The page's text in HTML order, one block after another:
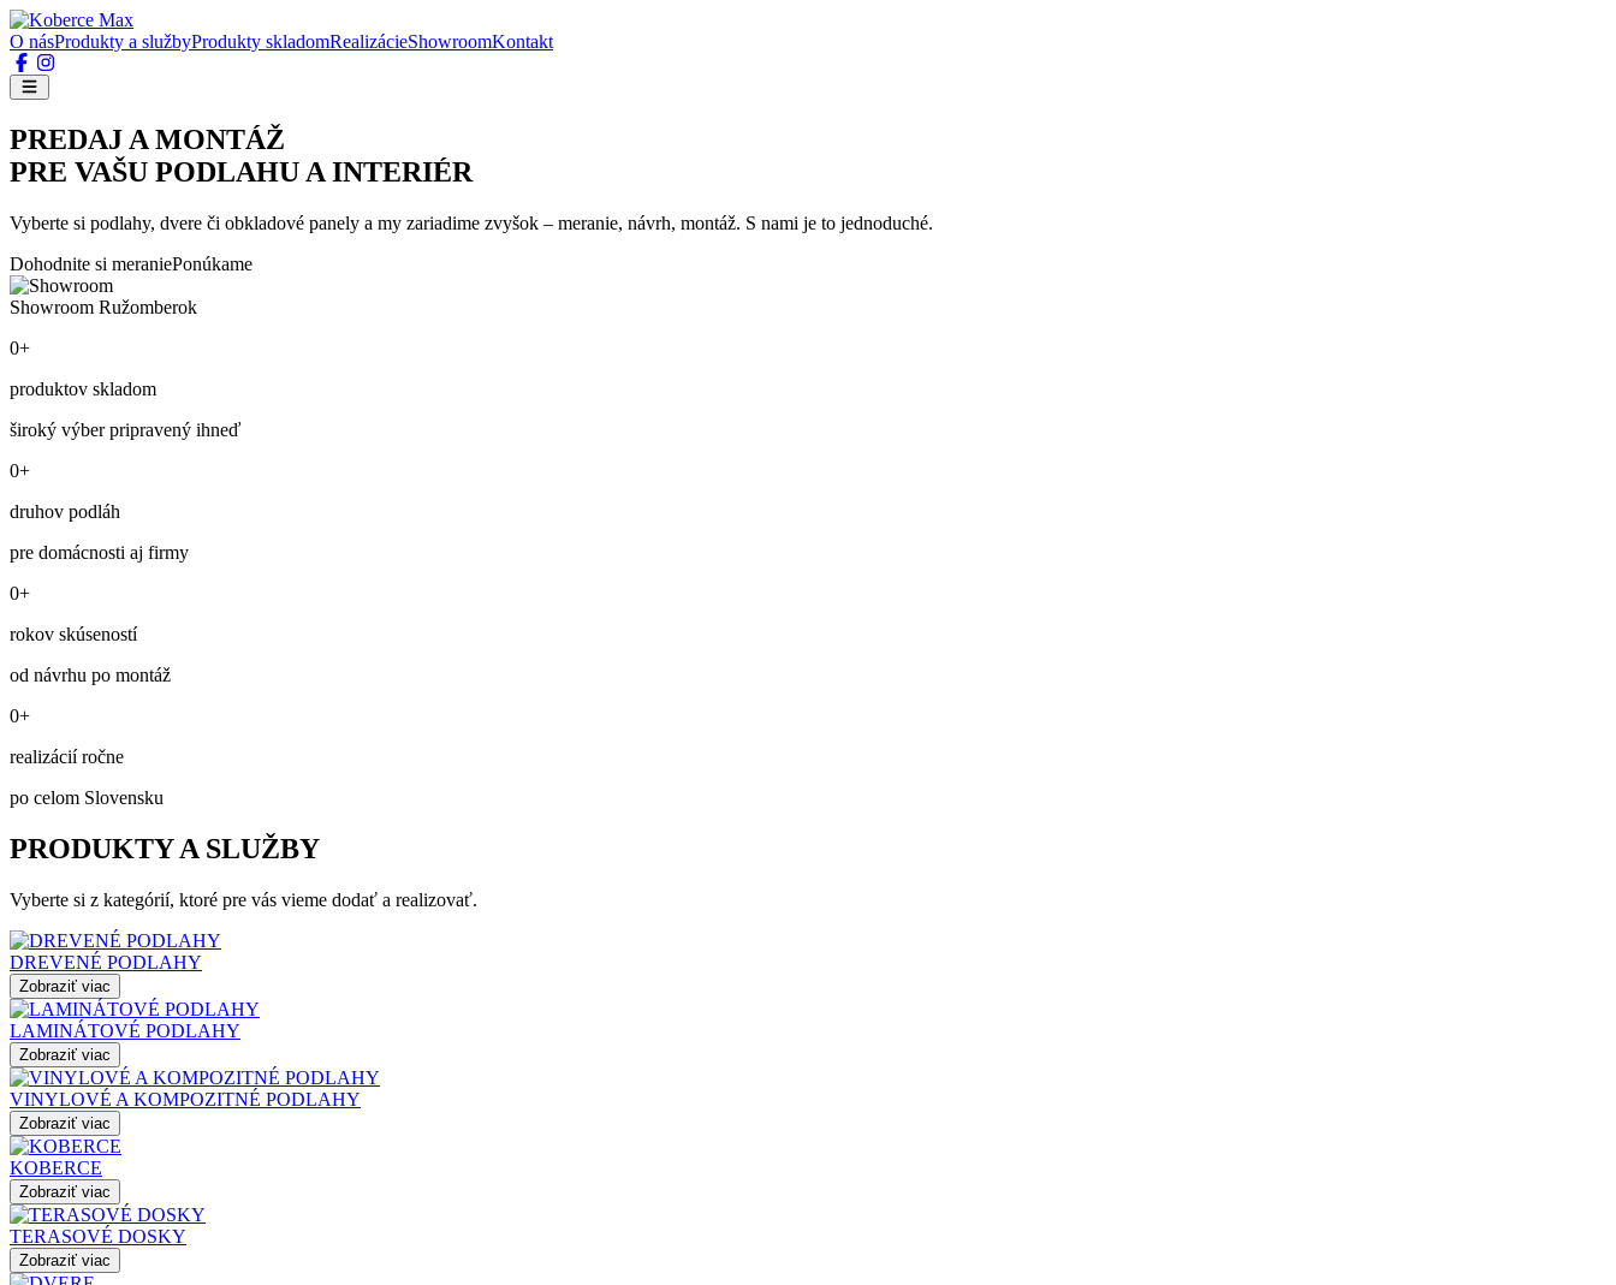
O násProdukty a službyProdukty skladomRealizácieShowroomKontakt
PREDAJ A MONTÁŽ
PRE VAŠU PODLAHU A INTERIÉR
Vyberte si podlahy, dvere či obkladové panely a my zariadime zvyšok – meranie, návrh, montáž. S nami je to jednoduché.
Dohodnite si meraniePonúkame
Showroom Ružomberok
0+
produktov skladom
široký výber pripravený ihneď
0+
druhov podláh
pre domácnosti aj firmy
0+
rokov skúseností
od návrhu po montáž
0+
realizácií ročne
po celom Slovensku
PRODUKTY A SLUŽBY
Vyberte si z kategórií, ktoré pre vás vieme dodať a realizovať.
DREVENÉ PODLAHY
Zobraziť viac
LAMINÁTOVÉ PODLAHY
Zobraziť viac
VINYLOVÉ A KOMPOZITNÉ PODLAHY
Zobraziť viac
KOBERCE
Zobraziť viac
TERASOVÉ DOSKY
Zobraziť viac